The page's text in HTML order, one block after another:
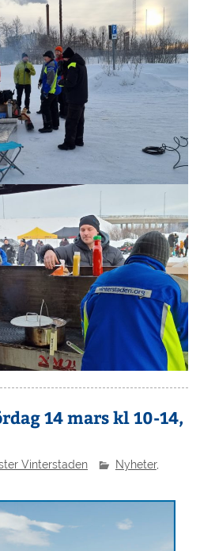
14 mars kl 10-14,
Vinterstaden Nyheter,